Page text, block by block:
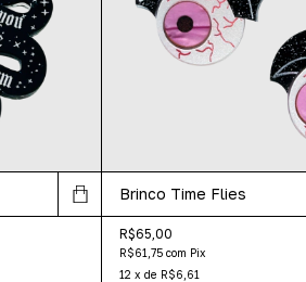
Brinco Time Flies
R$65,00
R$61,75 com Pix
12 x de R$6,61